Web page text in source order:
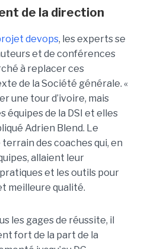
de la direction
devops, les experts se
et de conférences
à replacer ces
de la Société générale. «
une tour d’ivoire, mais
équipes de la DSI et elles
Adrien Blend. Le
des coaches qui, en
allaient leur
et les outils pour
meilleure qualité.
les gages de réussite, il
fort de la part de la